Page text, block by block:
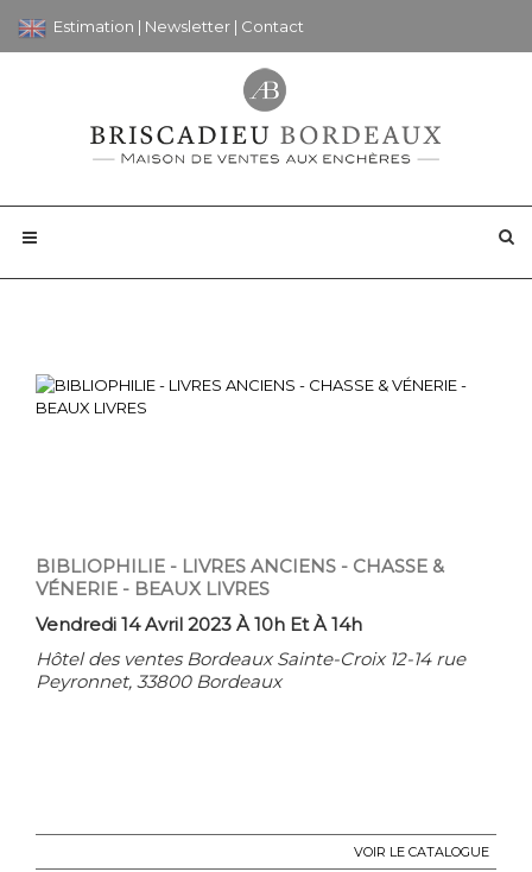
Estimation | Newsletter | Contact
BIBLIOPHILIE - LIVRES ANCIENS - CHASSE &
VÉNERIE - BEAUX LIVRES
Vendredi 14 Avril 2023 À 10h Et À 14h
Hôtel des ventes Bordeaux Sainte-Croix 12-14 rue
Peyronnet, 33800 Bordeaux
VOIR LE CATALOGUE